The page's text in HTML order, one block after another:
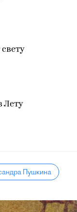
Лету
Пушкина